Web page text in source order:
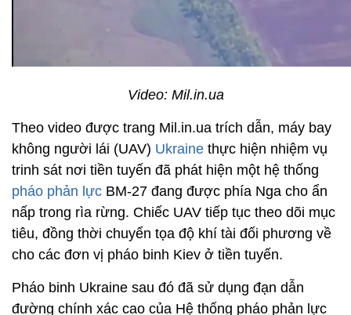
Video: Mil.in.ua
Theo video được trang Mil.in.ua trích dẫn, máy bay
không người lái (UAV) Ukraine thực hiện nhiệm vụ
trinh sát nơi tiền tuyến đã phát hiện một hệ thống
pháo phản lực BM-27 đang được phía Nga cho ẩn
nấp trong rìa rừng. Chiếc UAV tiếp tục theo dõi mục
tiêu, đồng thời chuyển tọa độ khí tài đối phương về
cho các đơn vị pháo binh Kiev ở tiền tuyến.
Pháo binh Ukraine sau đó đã sử dụng đạn dẫn
đường chính xác cao của Hệ thống pháo phản lực